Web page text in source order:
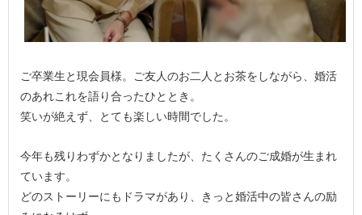
ご卒業生と現会員様。ご友人のお二人とお茶をしながら、婚活
のあれこれを語り合ったひととき。
笑いが絶えず、とても楽しい時間でした。
今年も残りわずかとなりましたが、たくさんのご成婚が生まれ
ています。
どのストーリーにもドラマがあり、きっと婚活中の皆さんの励